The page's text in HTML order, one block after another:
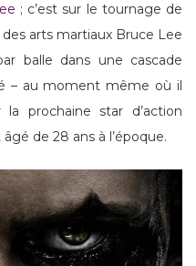
; c’est sur le tournage de
arts martiaux Bruce Lee
balle dans une cascade
– au moment même où il
prochaine star d’action
de 28 ans à l’époque.